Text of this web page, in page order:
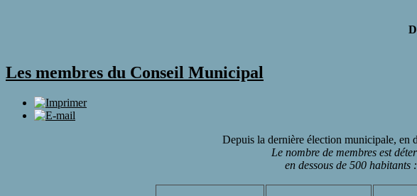
Les membres du Conseil Municipal
Depuis la dernière élection municipale, en
Le nombre de membres est
en dessous de 500 habitants